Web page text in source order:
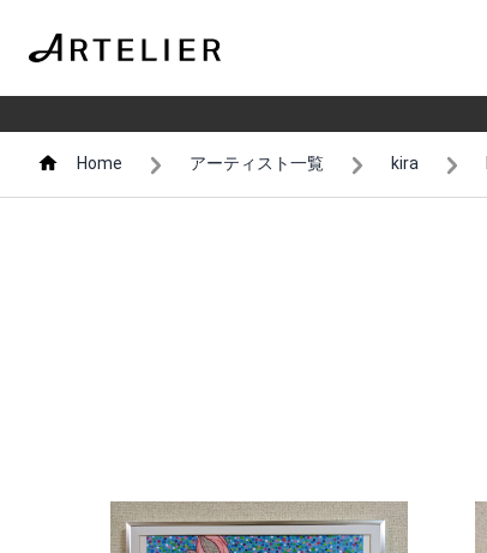
Home アーティスト一覧 kira